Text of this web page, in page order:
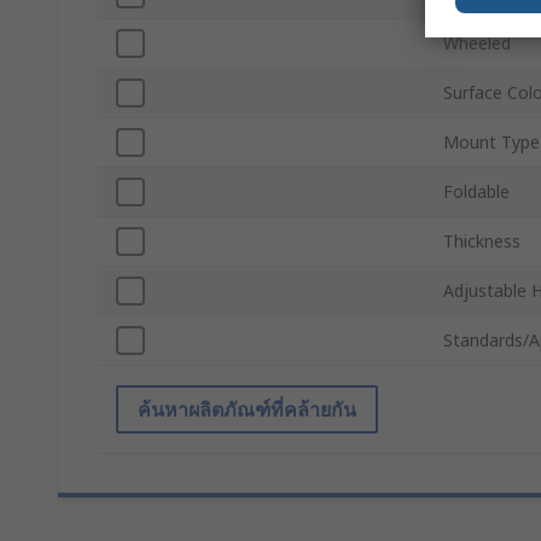
Wheeled
Surface
Mount Type
Foldable
Thickness
Adjustable
Standards/
ค้นหาผลิตภัณฑ์ที่คล้ายกัน